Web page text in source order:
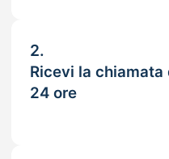
2.
Ricevi la
24 ore